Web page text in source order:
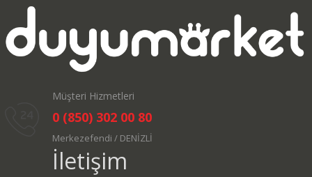
Müşteri Hizmetleri
0 (850) 302 00 80
Merkezefendi / DENİZLİ
İletişim